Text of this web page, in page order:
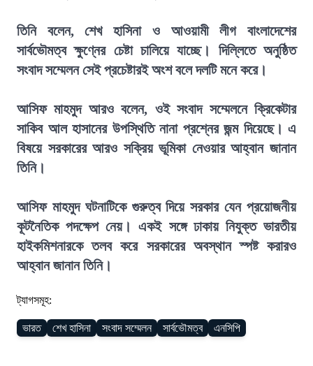
তিনি বলেন, শেখ হাসিনা ও আওয়ামী লীগ বাংলাদেশের
সার্বভৌমত্ব ক্ষুণ্নের চেষ্টা চালিয়ে যাচ্ছে। দিল্লিতে অনুষ্ঠিত
সংবাদ সম্মেলন সেই প্রচেষ্টারই অংশ বলে দলটি মনে করে।
আসিফ মাহমুদ আরও বলেন, ওই সংবাদ সম্মেলনে ক্রিকেটার
সাকিব আল হাসানের উপস্থিতি নানা প্রশ্নের জন্ম দিয়েছে। এ
বিষয়ে সরকারের আরও সক্রিয় ভূমিকা নেওয়ার আহ্বান জানান
তিনি।
আসিফ মাহমুদ ঘটনাটিকে গুরুত্ব দিয়ে সরকার যেন প্রয়োজনীয়
কূটনৈতিক পদক্ষেপ নেয়। একই সঙ্গে ঢাকায় নিযুক্ত ভারতীয়
হাইকমিশনারকে তলব করে সরকারের অবস্থান স্পষ্ট করারও
আহ্বান জানান তিনি।
ট্যাগসমূহ:
ভারত শেখ হাসিনা সংবাদ সম্মেলন সার্বভৌমত্ব এনসিপি